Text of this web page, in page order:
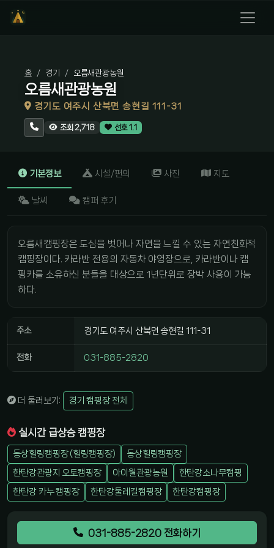
홈 경기 오름새관광농원
오름새관광농원
경기도 여주시 산북면 송현길 111-31
조회 2,718 선호 1.1
기본정보 시설/편의 사진 지도
날씨 캠퍼 후기
오름새캠핑장은 도심을 벗어나 자연을 느낄 수 있는 자연친화적
캠핑장이다. 카라반 전용의 자동차 야영장으로, 카라반이나 캠
핑카를 소유하신 분들을 대상으로 1년단위로 장박 사용이 가능
하다.
주소 경기도 여주시 산북면 송현길 111-31
전화 031-885-2820
더 둘러보기: 경기 캠핑장 전체
실시간 급상승 캠핑장
동상힐링캠핑장 (힐링캠핑장)
동상힐링캠핑장
한탄강관광지 오토캠핑장
아이월관광농원
한탄강소나무캠핑
한탄강 카누 캠핑장
한탄강둘레길캠핑장 한탄강캠핑장
031-885-2820 전화하기